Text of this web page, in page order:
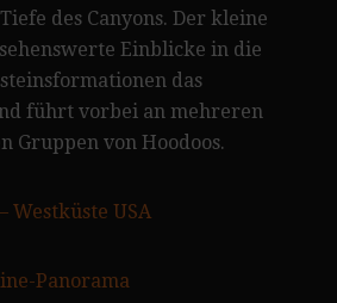
des Canyons. Der kleine
Einblicke in die
das
führt vorbei an mehreren
Gruppen von Hoodoos.
Westküste USA
Panorama